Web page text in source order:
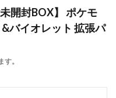
開封BOX】 ポケモ
バイオレット 拡張パ
。